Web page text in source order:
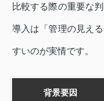
比較する際の重要な
導入は「管理の見え
すいのが実情です。
背景要因